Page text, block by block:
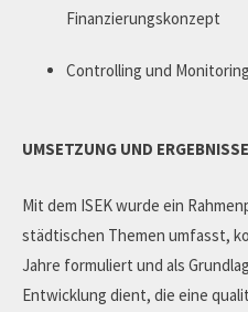
Finanzierungskonzept
Controlling und Monitoring
UMSETZUNG UND ERGEBNISSE
Mit dem ISEK wurde ein
städtischen Themen umfasst,
Jahre formuliert und als
Entwicklung dient, die eine